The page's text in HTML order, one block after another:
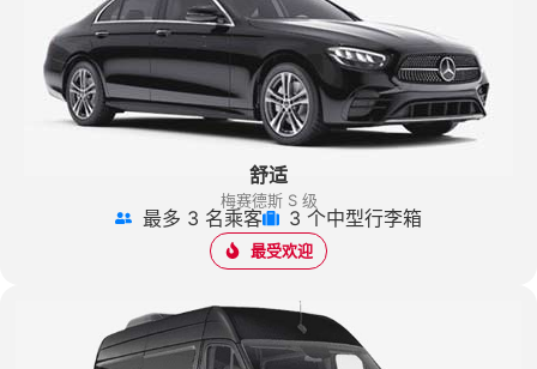
舒适
梅赛德斯 S 级
最多 3 名乘客 3 个中型行李箱
最受欢迎